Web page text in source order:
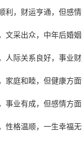
利，财运亨通，但感情
文采出众，中年后婚姻
人际关系良好，事业财
家庭和睦，但健康方面
事业有成，但感情方面
性格温顺，一生幸福无